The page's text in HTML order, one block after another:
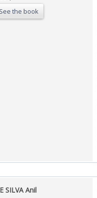
the book
SILVA Anil‎